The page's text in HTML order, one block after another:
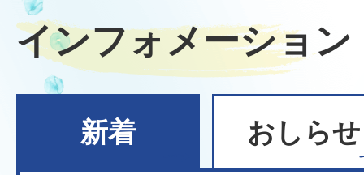
インフォメーション
新着 おしらせ